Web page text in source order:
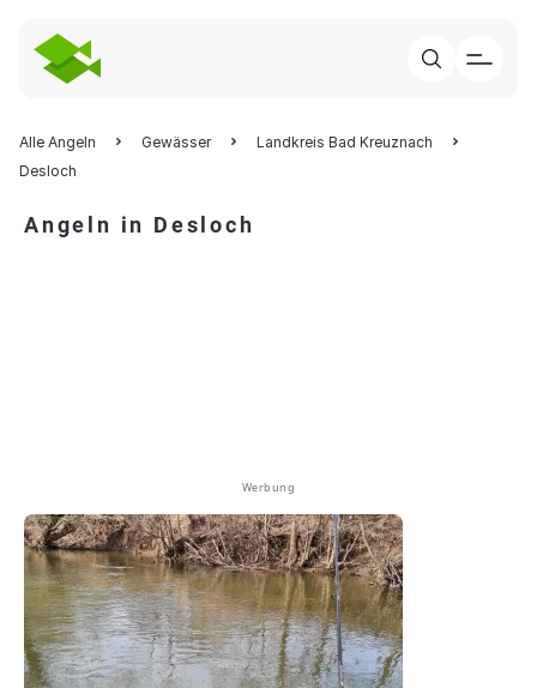
Alle Angeln Gewässer
Landkreis Bad Kreuznach
Desloch
Angeln in Desloch
Werbung